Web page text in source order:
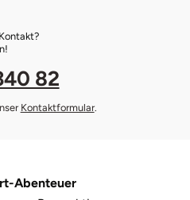
82
Kontaktformular.
Abenteuer